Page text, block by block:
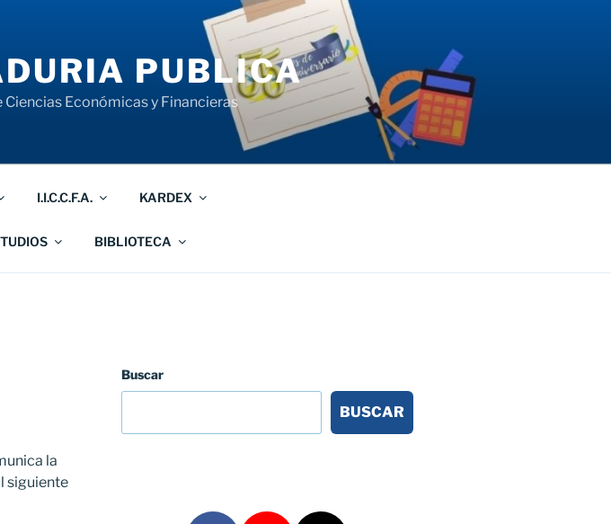
PUBLICA
Económicas y Financieras
I.I.C.C.F.A. KARDEX
BIBLIOTECA
la
siguiente
Buscar
BUSCAR